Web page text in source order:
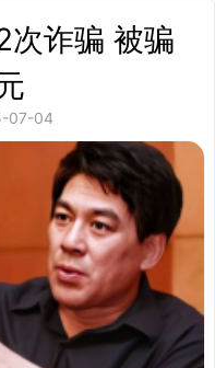
次诈骗 被骗
07-04